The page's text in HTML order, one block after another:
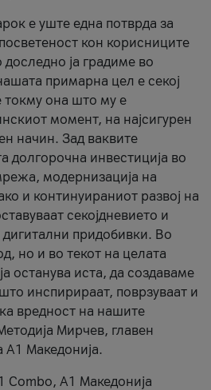
е уште една потврда за
кон корисниците
доследно ја градиме во
примарна цел е секој
токму она што му е
момент, на најсигурен
начин. Зад ваквите
долгорочна инвестиција во
модернизација на
и континуираниот развој на
секојдневието и
дигитални придобивки. Во
но и во текот на целата
останува иста, да создаваме
инспирираат, поврзуваат и
вредност на нашите
Мирчев, главен
А1 Македонија.
Combo, А1 Македонија